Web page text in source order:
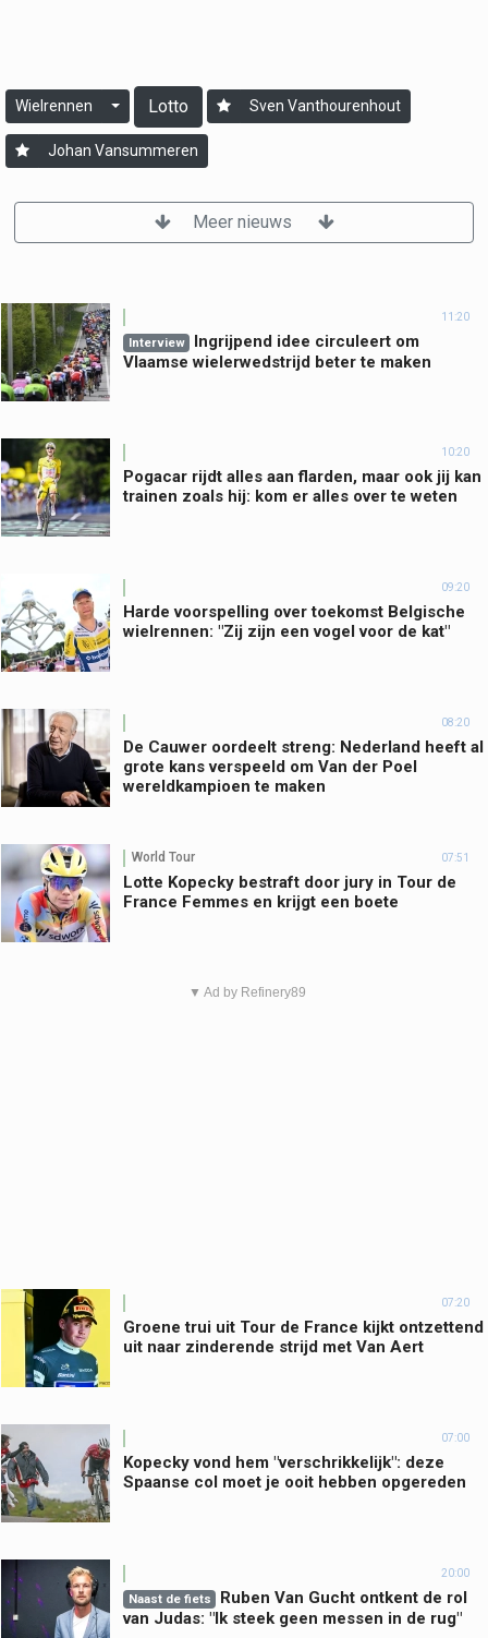
Wielrennen Lotto Sven Vanthourenhout
Johan Vansummeren
Meer nieuws
11:20
Interview
Ingrijpend idee circuleert om
Vlaamse wielerwedstrijd beter te maken
10:20
Pogacar rijdt alles aan flarden, maar ook jij kan
trainen zoals hij: kom er alles over te weten
09:20
Harde voorspelling over toekomst Belgische
wielrennen: "Zij zijn een vogel voor de kat"
08:20
De Cauwer oordeelt streng: Nederland heeft al
grote kans verspeeld om Van der Poel
wereldkampioen te maken
World Tour 07:51
Lotte Kopecky bestraft door jury in Tour de
France Femmes en krijgt een boete
▼ Ad by Refinery89
07:20
Groene trui uit Tour de France kijkt ontzettend
uit naar zinderende strijd met Van Aert
07:00
Kopecky vond hem "verschrikkelijk": deze
Spaanse col moet je ooit hebben opgereden
20:00
Naast de fiets
Ruben Van Gucht ontkent de rol
van Judas: "Ik steek geen messen in de rug"